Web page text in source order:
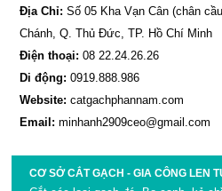
CƠ SỞ CẮT GẠCH - GIA CÔNG LEN
Địa Chỉ: Số 05 Kha Vạn Cân (chân
Chánh, Q. Thủ Đức, TP. Hồ Chí Minh
Điện thoại: 08 22.24.26.26
Di động: 0919.888.986
Website: catgachphannam.com
Email: minhanh2909ceo@gmail.com